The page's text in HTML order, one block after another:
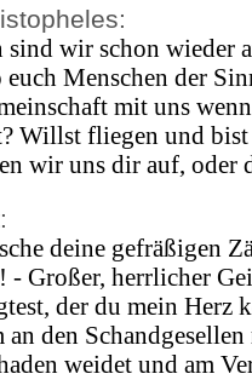
wir schon wieder
euch Menschen der
mit uns
Willst fliegen und
wir uns dir auf, oder
deine gefräßigen
- Großer, herrlicher
der du mein Herz
an den
weidet und am